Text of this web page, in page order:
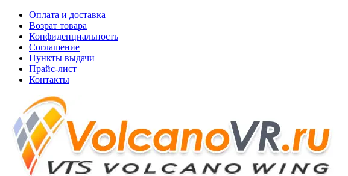
Оплата и доставка
Возрат товара
Конфиденциальность
Соглашение
Пункты выдачи
Прайс-лист
Контакты